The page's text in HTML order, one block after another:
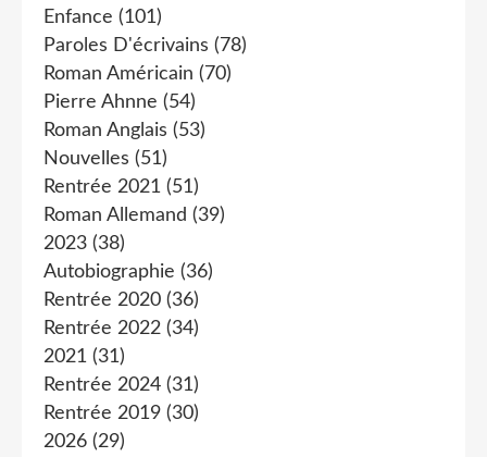
Enfance (101)
Paroles D'écrivains (78)
Roman Américain (70)
Pierre Ahnne (54)
Roman Anglais (53)
Nouvelles (51)
Rentrée 2021 (51)
Roman Allemand (39)
2023 (38)
Autobiographie (36)
Rentrée 2020 (36)
Rentrée 2022 (34)
2021 (31)
Rentrée 2024 (31)
Rentrée 2019 (30)
2026 (29)